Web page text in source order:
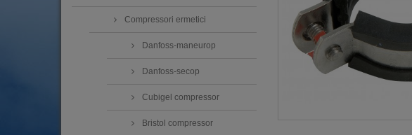
Compressori ermetici
Danfoss-maneurop
Danfoss-secop
Cubigel compressor
Bristol compressor